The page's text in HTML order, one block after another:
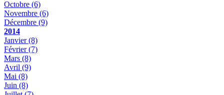
Octobre (6)
Novembre (6)
Décembre (9)
2014
Janvier(8)
Février(7)
Mars (8)
Avril (9)
Mai (8)
Juin (8)